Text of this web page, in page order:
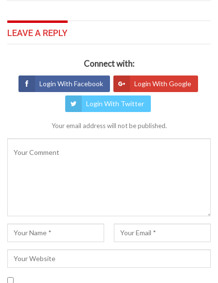
LEAVE A REPLY
Connect with:
Login With Facebook Login With Google
Login With Twitter
Your email address will not be published.